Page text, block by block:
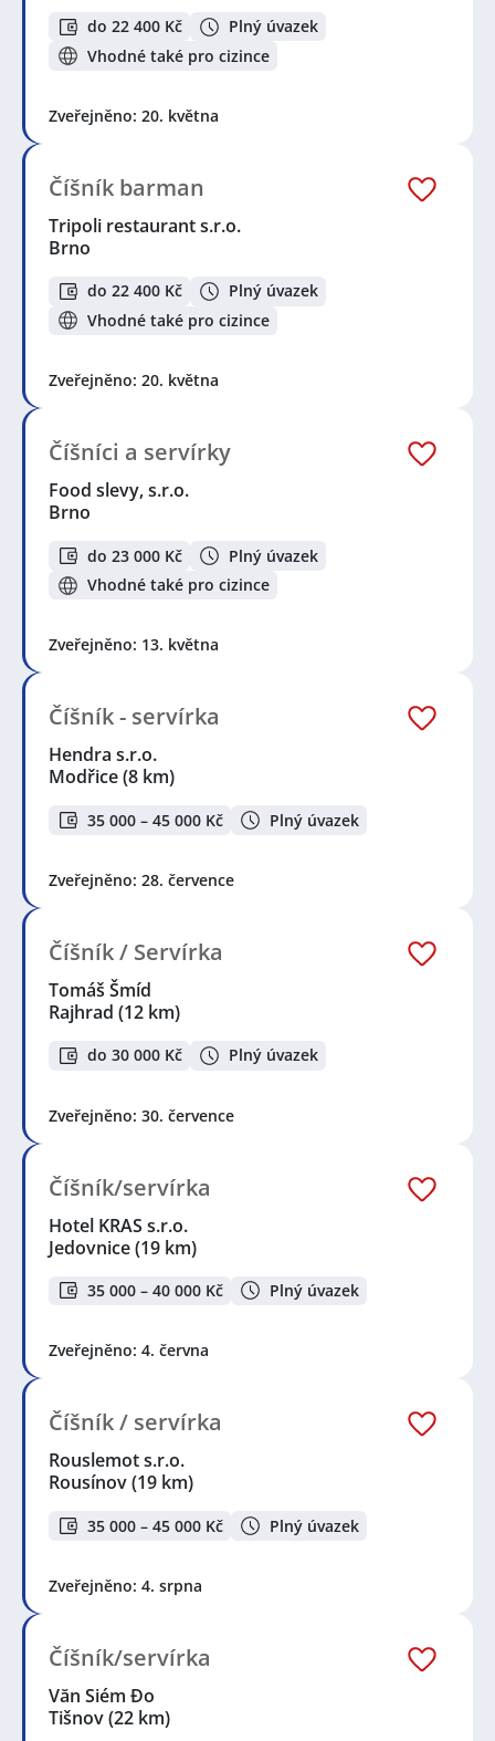
do 22 400 Kč
Plný úvazek
Vhodné také pro cizince
Zveřejněno: 20. května
Číšník barman
Tripoli restaurant s.r.o.
Brno
do 22 400 Kč
Plný úvazek
Vhodné také pro cizince
Zveřejněno: 20. května
Číšníci a servírky
Food slevy, s.r.o.
Brno
do 23 000 Kč
Plný úvazek
Vhodné také pro cizince
Zveřejněno: 13. května
Číšník - servírka
Hendra s.r.o.
Modřice(8 km)
35 000 – 45 000 Kč Plný úvazek
Zveřejněno: 28. července
Číšník / Servírka
Tomáš Šmíd
Rajhrad (12 km)
do 30 000 Kč Plný úvazek
Zveřejněno: 30. července
Číšník/servírka
Hotel KRAS s.r.o.
Jedovnice(19 km)
35 000 – 40 000 Kč Plný úvazek
Zveřejněno: 4. června
Číšník / servírka
Rouslemot s.r.o.
Rousínov(19 km)
35 000 – 45 000 Kč Plný úvazek
Zveřejněno: 4. srpna
Číšník/servírka
Văn Siém Đo
Tišnov(22 km)